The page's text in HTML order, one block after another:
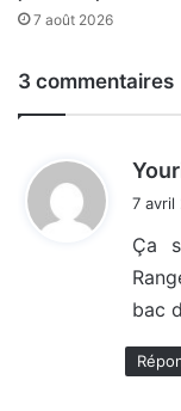
7 août 2026
3 commentaires
7 avril
Ça
bac